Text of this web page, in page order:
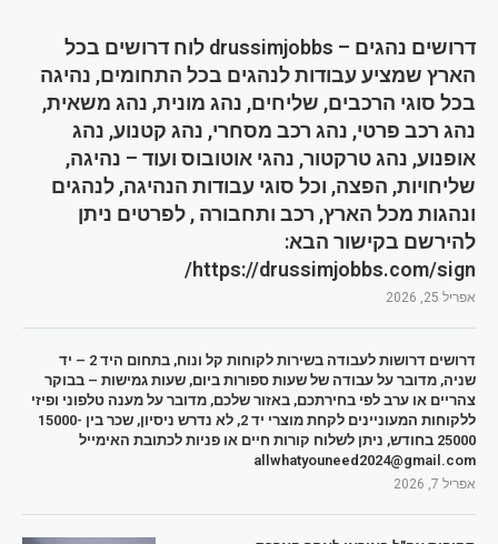
דרושים נהגים – drussimjobbs לוח דרושים בכל
הארץ שמציע עבודות לנהגים בכל התחומים, נהיגה
בכל סוגי הרכבים, שליחים, נהג מונית, נהג משאית,
נהג רכב פרטי, נהג רכב מסחרי, נהג קטנוע, נהג
אופנוע, נהג טרקטור, נהגי אוטובוס ועוד – נהיגה,
שליחויות, הפצה, וכל סוגי עבודות הנהיגה, לנהגים
ונהגות מכל הארץ, רכב ותחבורה , לפרטים ניתן
להירשם בקישור הבא:
https://drussimjobbs.com/sign/
אפריל 25, 2026
דרושים דרושות לעבודה בשירות לקוחות קל ונוח, בתחום היד 2 – יד
שניה, מדובר על עבודה של שעות ספורות ביום, שעות גמישות – בבוקר
צהריים או ערב לפי בחירתכם, באזור שלכם, מדובר על מענה טלפוני ופיזי
ללקוחות המעוניינים לקחת מוצרי יד 2, לא נדרש ניסיון, שכר בין 15000-
25000 בחודש, ניתן לשלוח קורות חיים או פניות לכתובת האימייל
allwhatyouneed2024@gmail.com
אפריל 7, 2026